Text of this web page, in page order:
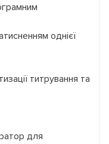
однієї
титрування та
для